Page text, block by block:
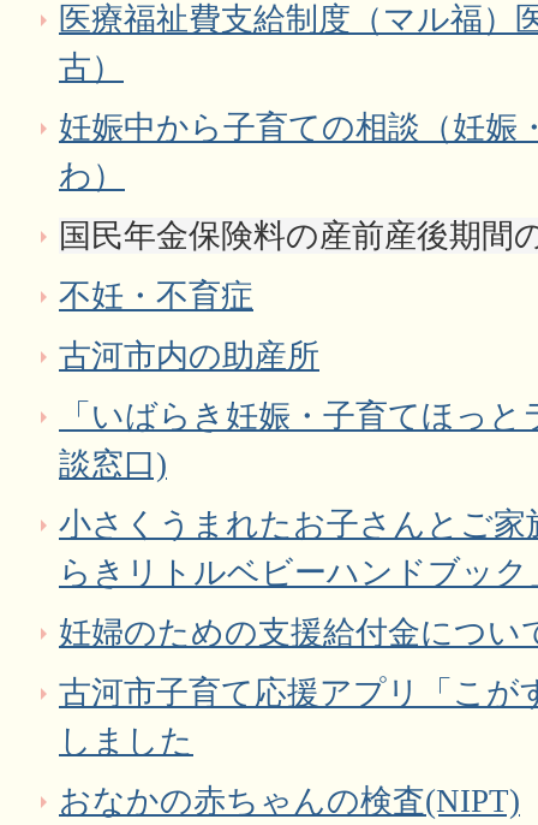
医療福祉費支給制度（マル福）
古）
妊娠中から子育ての相談（妊娠
わ）
国民年金保険料の産前産後期間
不妊・不育症
古河市内の助産所
「いばらき妊娠・子育てほっ
談窓口)
小さくうまれたお子さんとご
らきリトルベビーハンドブック
妊婦のための支援給付金につい
古河市子育て応援アプリ「こが
しました
おなかの赤ちゃんの検査(NIPT)